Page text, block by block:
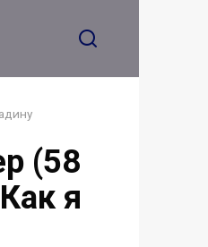
(58
я